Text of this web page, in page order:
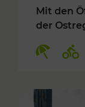
Mit den
der